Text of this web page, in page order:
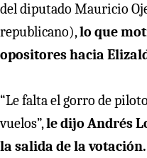
del diputado Mauricio
republicano),lo que
opositores hacia
“Le falta el gorro de
vuelos”,le dijo Andrés
la salida de la votación.